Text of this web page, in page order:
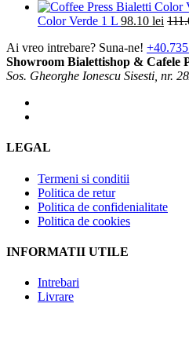
Color Verde 1 L 98.10 lei
Ai vreo intrebare? Suna-ne!
Showroom Bialettishop & Cafele
Sos. Gheorghe Ionescu Sisesti, nr.
LEGAL
Termeni si conditii
Politica de retur
Politica de confidenialitate
Politica de cookies
INFORMATII UTILE
Intrebari
Livrare